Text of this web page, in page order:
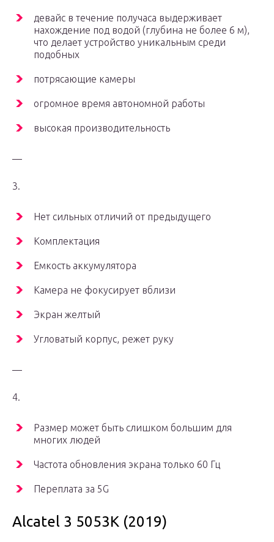
девайс в течение получаса выдерживает
нахождение под водой (глубина не более 6 м),
что делает устройство уникальным среди
подобных
потрясающие камеры
огромное время автономной работы
высокая производительность
—
3.
Нет сильных отличий от предыдущего
Комплектация
Емкость аккумулятора
Камера не фокусирует вблизи
Экран желтый
Угловатый корпус, режет руку
—
4.
Размер может быть слишком большим для
многих людей
Частота обновления экрана только 60 Гц
Переплата за 5G
Alcatel 3 5053K (2019)